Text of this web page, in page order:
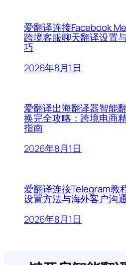
爱翻译连接Facebook
跨境客服聊天翻译设置
巧
2026年8月1日
爱翻译出海翻译器智能
换完全攻略：跨境电商
指南
2026年8月1日
爱翻译连接Telegram教
设置方法与海外客户沟
2026年8月1日